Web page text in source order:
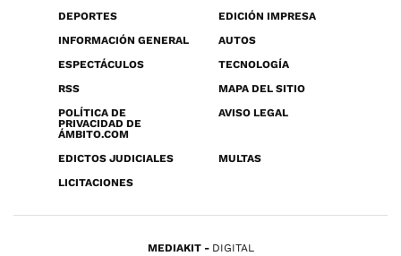
DEPORTES
EDICIÓN IMPRESA
INFORMACIÓN GENERAL
AUTOS
ESPECTÁCULOS
TECNOLOGÍA
RSS
MAPA DEL SITIO
POLÍTICA DE
PRIVACIDAD DE
ÁMBITO.COM
AVISO LEGAL
EDICTOS JUDICIALES
MULTAS
LICITACIONES
MEDIAKIT DIGITAL